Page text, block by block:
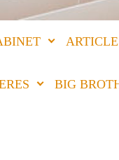
BIG